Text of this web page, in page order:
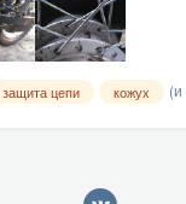
мотоцикле
Всю
защита цепи кожух